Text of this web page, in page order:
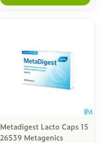
Metadigest Lacto Caps 15
26539 Metagenics